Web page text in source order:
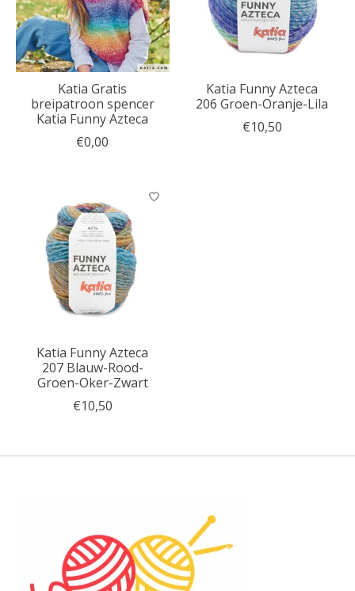
Katia Gratis
breipatroon spencer
Katia Funny Azteca
€0,00
Katia Funny Azteca
206 Groen-Oranje-Lila
€10,50
Katia Funny Azteca
207 Blauw-Rood-
Groen-Oker-Zwart
€10,50